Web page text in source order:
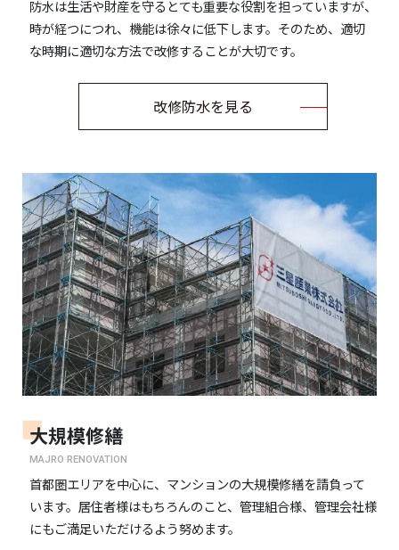
防水は生活や財産を守るとても重要な役割を担っていますが、
時が経つにつれ、機能は徐々に低下します。そのため、適切
な時期に適切な方法で改修することが大切です。
改修防水を見る
大規模修繕
MAJRO RENOVATION
首都圏エリアを中心に、マンションの大規模修繕を請負って
います。居住者様はもちろんのこと、管理組合様、管理会社様
にもご満足いただけるよう努めます。